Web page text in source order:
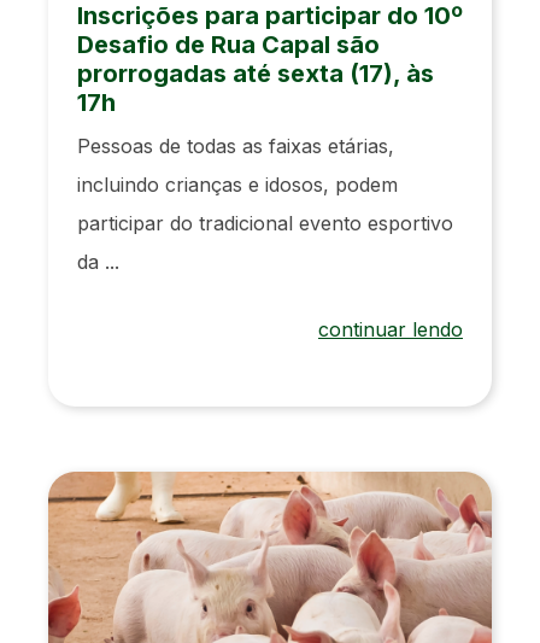
Inscrições para participar do 10º
Desafio de Rua Capal são
prorrogadas até sexta (17), às
17h
Pessoas de todas as faixas etárias,
incluindo crianças e idosos, podem
participar do tradicional evento esportivo
da ...
continuar lendo